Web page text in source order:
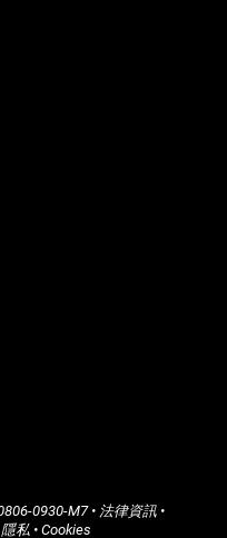
0930-M7• 法律資訊•
隱私 •Cookies